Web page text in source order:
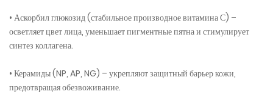
• Аскорбил глюкозид (стабильное производное витамина С) –
осветляет цвет лица, уменьшает пигментные пятна и стимулирует
синтез коллагена.
• Керамиды (NP, AP, NG) – укрепляют защитный барьер кожи,
предотвращая обезвоживание.